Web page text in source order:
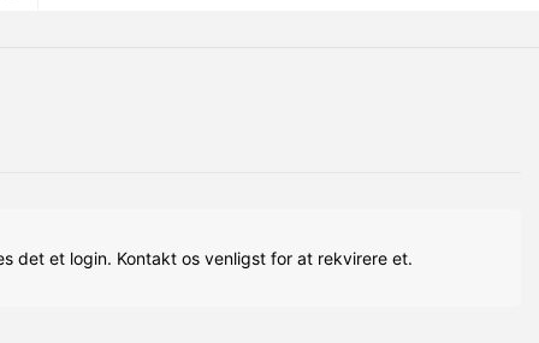
det et login. Kontakt os venligst for at rekvirere et.